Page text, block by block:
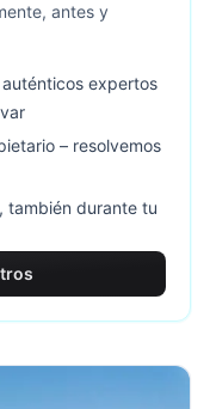
antes y
expertos
– resolvemos
también durante tu